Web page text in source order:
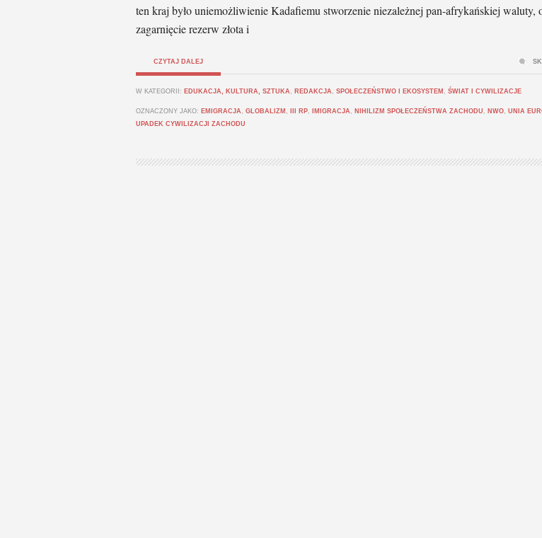
ten kraj było uniemożliwienie Kadafiemu stworzenie niezależnej pan-afrykańskiej waluty,
zagarnięcie rezerw złota i
CZYTAJ DALEJ
W KATEGORII: EDUKACJA, KULTURA, SZTUKA , REDAKCJA , SPOŁECZEŃSTWO I EKOSYSTEM , ŚWIAT I CYWILIZACJE
OZNACZONY JAKO: EMIGRACJA , GLOBALIZM , III RP, IMIGRACJA , NIHILIZM SPOŁECZEŃSTWA ZACHODU , NWO, UNIA
UPADEK CYWILIZACJI ZACHODU